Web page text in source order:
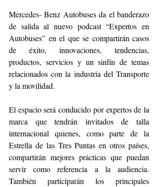
Mercedes- Benz Autobuses da el banderazo
de salida al nuevo podcast “Expertos en
Autobuses” en el que se compartirán casos
de éxito, innovaciones, tendencias,
productos, servicios y un sinfín de temas
relacionados con la industria del Transporte
y la movilidad.
El espacio será conducido por expertos de la
marca que tendrán invitados de talla
internacional quienes, como parte de la
Estrella de las Tres Puntas en otros países,
compartirán mejores prácticas que puedan
servir como referencia a la audiencia.
También participarán los principales